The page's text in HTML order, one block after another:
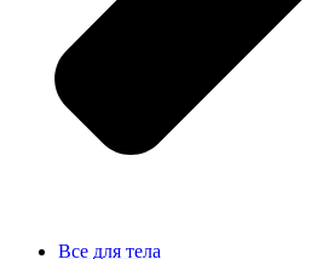
Все для тела